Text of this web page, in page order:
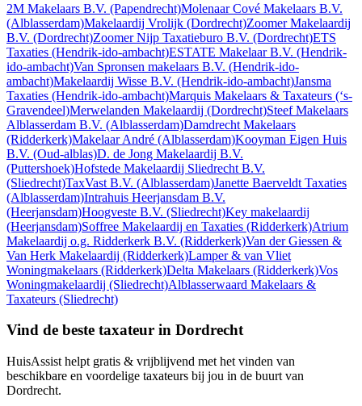
2M Makelaars B.V. (Papendrecht)Molenaar Cové Makelaars B.V.
(Alblasserdam)Makelaardij Vrolijk (Dordrecht)Zoomer Makelaardij
B.V. (Dordrecht)Zoomer Nijp Taxatieburo B.V. (Dordrecht)ETS
Taxaties (Hendrik-ido-ambacht)ESTATE Makelaar B.V. (Hendrik-
ido-ambacht)Van Spronsen makelaars B.V. (Hendrik-ido-
ambacht)Makelaardij Wisse B.V. (Hendrik-ido-ambacht)Jansma
Taxaties (Hendrik-ido-ambacht)Marquis Makelaars & Taxateurs (‘s-
Gravendeel)Merwelanden Makelaardij (Dordrecht)Steef Makelaars
Alblasserdam B.V. (Alblasserdam)Damdrecht Makelaars
(Ridderkerk)Makelaar André (Alblasserdam)Kooyman Eigen Huis
B.V. (Oud-alblas)D. de Jong Makelaardij B.V.
(Puttershoek)Hofstede Makelaardij Sliedrecht B.V.
(Sliedrecht)TaxVast B.V. (Alblasserdam)Janette Baerveldt Taxaties
(Alblasserdam)Intrahuis Heerjansdam B.V.
(Heerjansdam)Hoogveste B.V. (Sliedrecht)Key makelaardij
(Heerjansdam)Soffree Makelaardij en Taxaties (Ridderkerk)Atrium
Makelaardij o.g. Ridderkerk B.V. (Ridderkerk)Van der Giessen &
Van Herk Makelaardij (Ridderkerk)Lamper & van Vliet
Woningmakelaars (Ridderkerk)Delta Makelaars (Ridderkerk)Vos
Woningmakelaardij (Sliedrecht)Alblasserwaard Makelaars &
Taxateurs (Sliedrecht)
Vind de beste taxateur in Dordrecht
HuisAssist helpt gratis & vrijblijvend met het vinden van
beschikbare en voordelige taxateurs bij jou in de buurt van
Dordrecht.